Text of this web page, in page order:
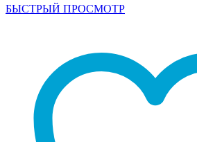
БЫСТРЫЙ ПРОСМОТР